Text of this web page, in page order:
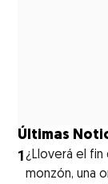
Últimas
1¿Lloverá el fin
monzón, una